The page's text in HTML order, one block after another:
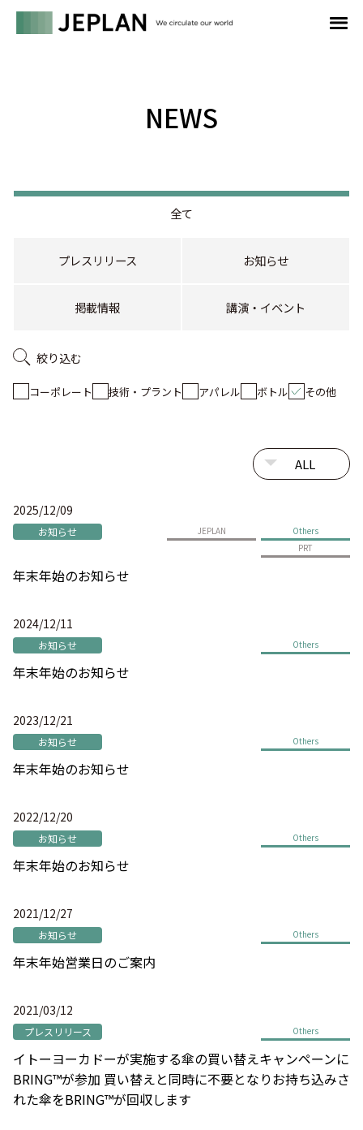
NEWS
全て
プレスリリース お知らせ
掲載情報 講演・イベント
絞り込む
コーポレート 技術・プラント アパレル ボトル その他
2025/12/09
お知らせ JEPLAN
Others
PRT
年末年始のお知らせ
2024/12/11
お知らせ Others
年末年始のお知らせ
2023/12/21
お知らせ Others
年末年始のお知らせ
2022/12/20
お知らせ Others
年末年始のお知らせ
2021/12/27
お知らせ Others
年末年始営業日のご案内
2021/03/12
プレスリリース Others
イトーヨーカドーが実施する傘の買い替えキャンペーンに
BRING™が参加 買い替えと同時に不要となりお持ち込みさ
れた傘をBRING™が回収します